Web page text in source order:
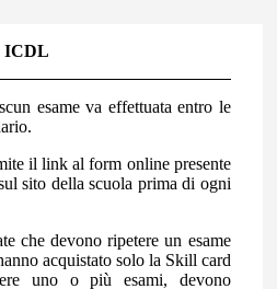
ICDL
esame va effettuata entro le
il link al form online presente
sito della scuola prima di ogni
che devono ripetere un esame
acquistato solo la Skill card
uno o più esami, devono